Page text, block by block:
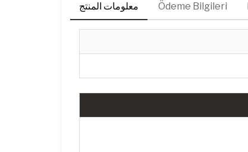
معلومات المنتج Ödeme Bilgileri